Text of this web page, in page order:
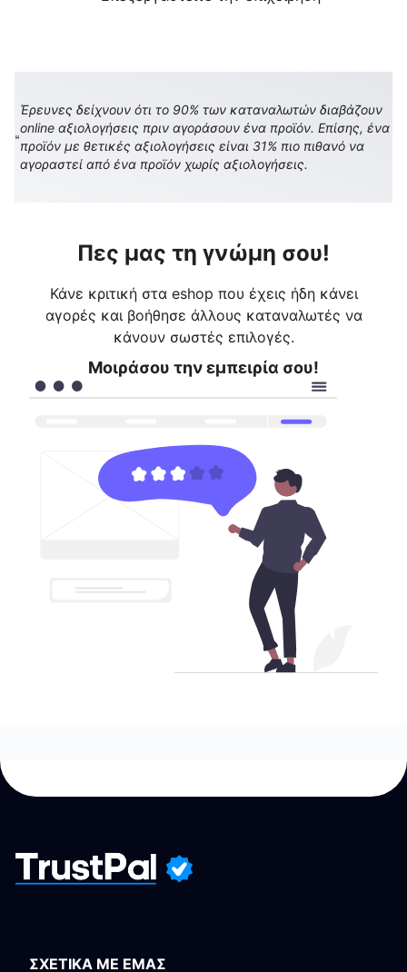
Έρευνες δείχνουν ότι το 90% των καταναλωτών διαβάζουν
online αξιολογήσεις πριν αγοράσουν ένα προϊόν. Επίσης, ένα
προϊόν με θετικές αξιολογήσεις είναι 31% πιο πιθανό να
αγοραστεί από ένα προϊόν χωρίς αξιολογήσεις.
Πες μας τη γνώμη σου!
Κάνε κριτική στα eshop που έχεις ήδη κάνει
αγορές και βοήθησε άλλους καταναλωτές να
κάνουν σωστές επιλογές.
Μοιράσου την εμπειρία σου!
ΣΧΕΤΙΚΑ ΜΕ ΕΜΑΣ